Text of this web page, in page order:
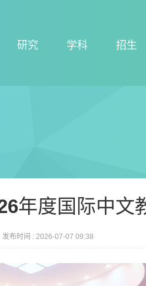
研究 学科 招生
年度国际中文
布时间 : 2026-07-07 09:38